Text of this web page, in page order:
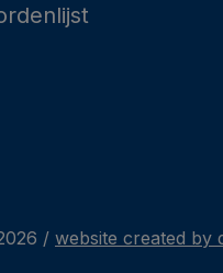
/ website created by